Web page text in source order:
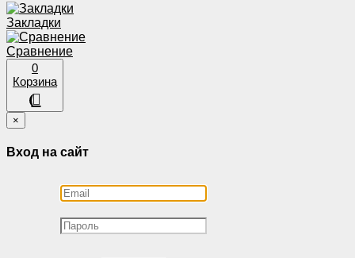
Закладки
Сравнение
0
Корзина
×
Вход на сайт